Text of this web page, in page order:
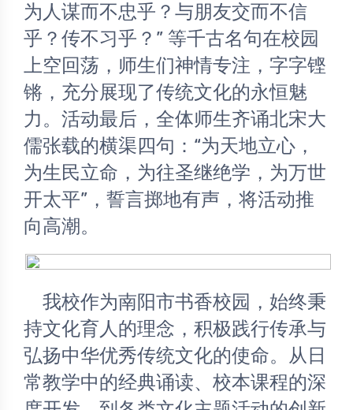
为人谋而不忠乎？与朋友交而不信
乎？传不习乎？” 等千古名句在校园
上空回荡，师生们神情专注，字字铿
锵，充分展现了传统文化的永恒魅
力。活动最后，全体师生齐诵北宋大
儒张载的横渠四句：“为天地立心，
为生民立命，为往圣继绝学，为万世
开太平”，誓言掷地有声，将活动推
向高潮。
持文化育人的理念，积极践行传承与
弘扬中华优秀传统文化的使命。从日
常教学中的经典诵读、校本课程的深